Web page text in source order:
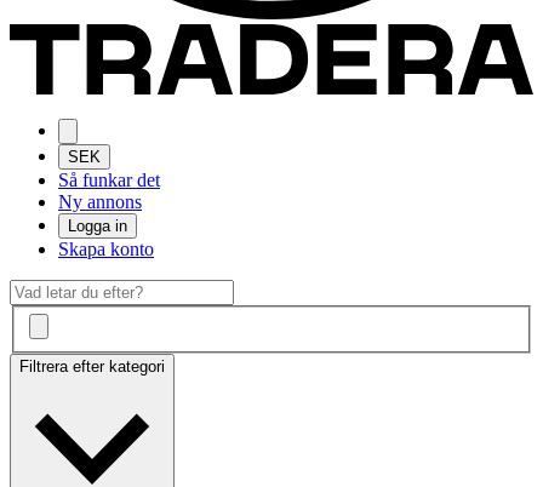
SEK
Så funkar det
Ny annons
Logga in
Skapa konto
Filtrera efter kategori